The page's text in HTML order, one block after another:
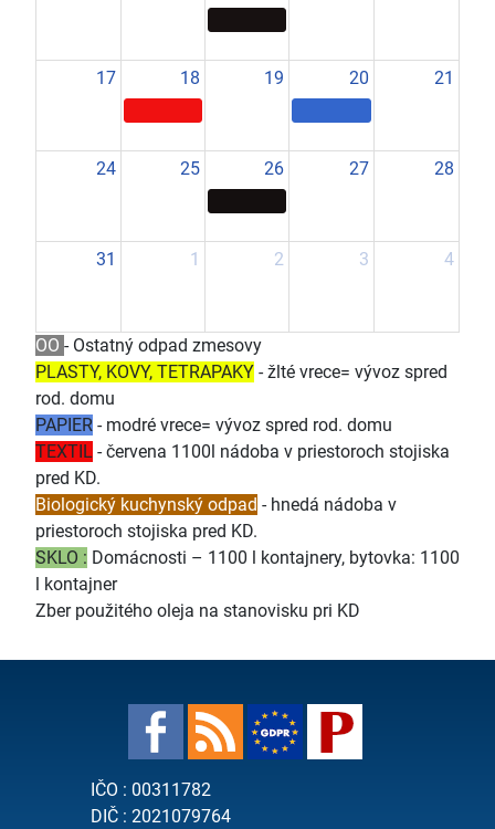
17 18 19 20 21
24 25 26 27 28
31 1 2 3 4
OO - Ostatný odpad zmesovy
PLASTY, KOVY, TETRAPAKY - žlté vrece= vývoz spred
rod. domu
PAPIER - modré vrece= vývoz spred rod. domu
TEXTIL - červena 1100l nádoba v priestoroch stojiska
pred KD.
Biologický kuchynský odpad - hnedá nádoba v
priestoroch stojiska pred KD.
SKLO : Domácnosti – 1100 l kontajnery, bytovka: 1100
l kontajner
Zber použitého oleja na stanovisku pri KD
IČO : 00311782
DIČ : 2021079764